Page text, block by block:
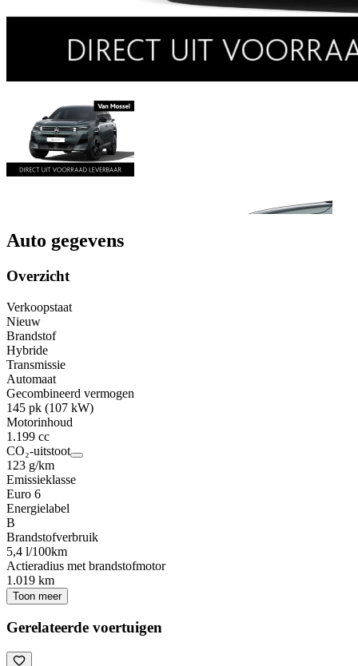
Auto gegevens
Overzicht
Verkoopstaat
Nieuw
Brandstof
Hybride
Transmissie
Automaat
Gecombineerd vermogen
145 pk (107 kW)
Motorinhoud
1.199 cc
CO₂-uitstoot
123 g/km
Emissieklasse
Euro 6
Energielabel
B
Brandstofverbruik
5,4 l/100km
Actieradius met brandstofmotor
1.019 km
Toon meer
Gerelateerde voertuigen